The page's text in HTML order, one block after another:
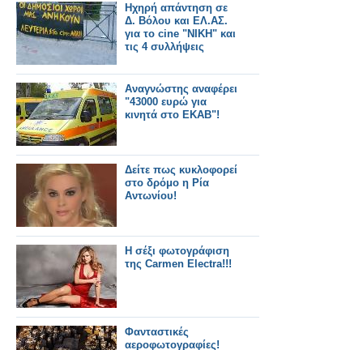
Ηχηρή απάντηση σε
Δ. Βόλου και ΕΛ.ΑΣ.
για το cine "NIKH" και
τις 4 συλλήψεις
Αναγνώστης αναφέρει
"43000 ευρώ για
κινητά στο ΕΚΑΒ"!
Δείτε πως κυκλοφορεί
στο δρόμο η Ρία
Αντωνίου!
Η σέξι φωτογράφιση
της Carmen Electra!!!
Φανταστικές
αεροφωτογραφίες!